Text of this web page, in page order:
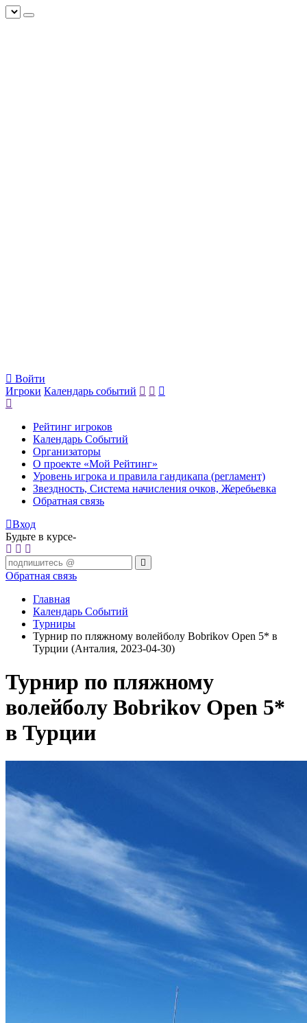
Войти
Игроки Календарь событий
Рейтинг игроков
Календарь Событий
Организаторы
О проекте «Мой Рейтинг»
Уровень игрока и правила гандикапа (регламент)
Звездность, Система начисления очков, Жеребьевка
Обратная связь
Вход
Будьте в курсе-
Обратная связь
Главная
Календарь Событий
Турниры
Турнир по пляжному волейболу Bobrikov Open 5* в
Турции (Анталия, 2023-04-30)
Турнир по пляжному
волейболу Bobrikov Open 5*
в Турции